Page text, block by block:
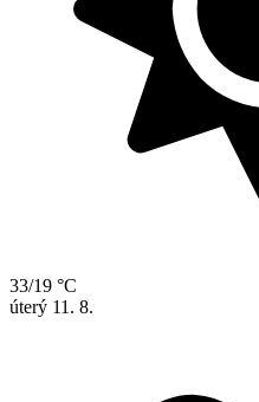
33/19 °C
úterý 11. 8.